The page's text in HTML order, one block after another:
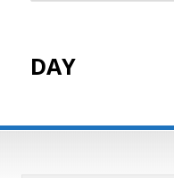
DAY